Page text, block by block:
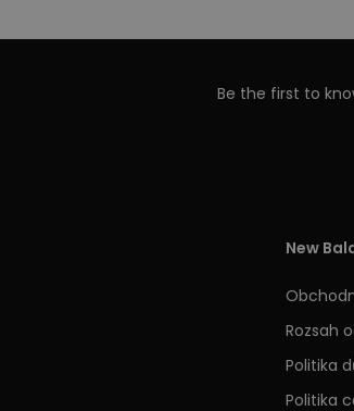
Be the first to
New
Rozsah
Politika
Politika